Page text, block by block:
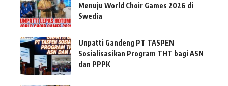
Menuju World Choir Games 2026 di
Swedia
Unpatti Gandeng PT TASPEN
Sosialisasikan Program THT bagi ASN
dan PPPK